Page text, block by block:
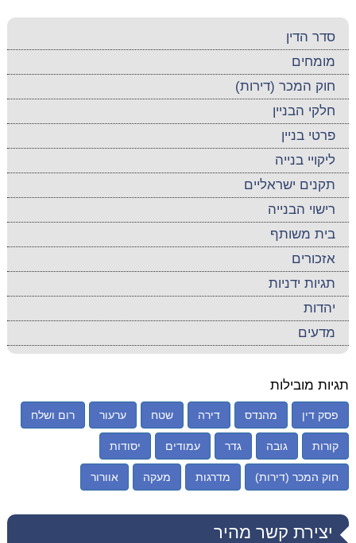
סדר הדין
מומחים
חוק המכר (דירות)
חלקי הבניין
פרטי בניין
ליקויי בנייה
תקנים ישראליים
רישוי הבנייה
בית משותף
אזכורים
תגיות ידניות
יהדות
מדעים
תגיות מובילות
פסק דין מהנדס דירה שטח ערעור רום ושלח
קורות גובה גדר עמודים יסודות
חוק המכר (דירות) מדרגות מעקה אוורור
יצירת קשר מהיר